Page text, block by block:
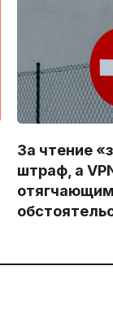
За чтение
штраф, а